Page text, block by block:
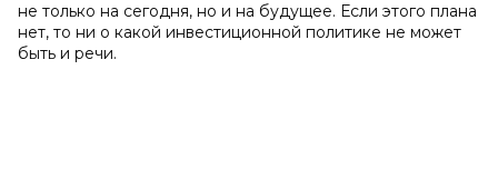
не только на сегодня, но и на будущее. Если этого плана
нет, то ни о какой инвестиционной политике не может
быть и речи.